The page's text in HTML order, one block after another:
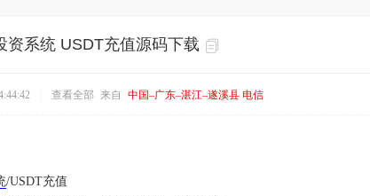
资系统 USDT充值源码下载
查看全部 来自 中国–广东–湛江–遂溪县 电信
/USDT充值